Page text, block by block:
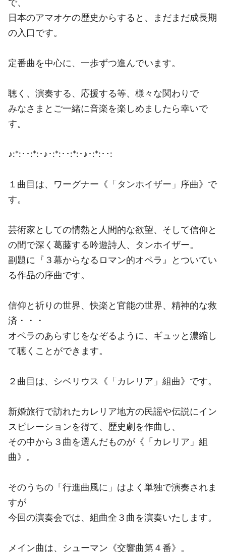
日本のアマオケの歴史からすると、まだまだ成長期
の入口です。
定番曲を中心に、一歩ずつ進んでいます。
聴く、演奏する、応援する等、様々な関わりで
みなさまとご一緒に音楽を楽しめましたら幸いで
す。
♪:*:･･:*:･♪･:*:･･:*:･♪･:*:･･:
１曲目は、ワーグナー《「タンホイザー」序曲》で
す。
芸術家としての情熱と人間的な欲望、そして信仰と
の間で深く葛藤する吟遊詩人、タンホイザー。
副題に『３幕からなるロマン的オペラ』とついてい
る作品の序曲です。
信仰と祈りの世界、快楽と官能の世界、精神的な救
済・・・
オペラのあらすじをなぞるように、ギュッと濃縮し
て聴くことができます。
２曲目は、シベリウス《「カレリア」組曲》です。
新婚旅行で訪れたカレリア地方の民謡や伝説にイン
スピレーションを得て、歴史劇を作曲し、
その中から３曲を選んだものが《「カレリア」組
曲》。
そのうちの「行進曲風に」はよく単独で演奏されま
すが
今回の演奏会では、組曲全３曲を演奏いたします。
メイン曲は、シューマン《交響曲第４番》。